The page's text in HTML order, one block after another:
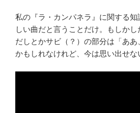
私の『ラ・カンパネラ』に関する
しい曲だと言うことだけ。もしか
だしとかサビ（？）の部分は「ああ
かもしれなけれど、今は思い出せな